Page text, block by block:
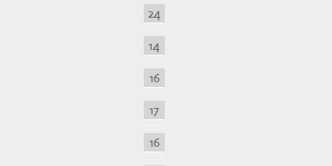
24
14
16
17
16